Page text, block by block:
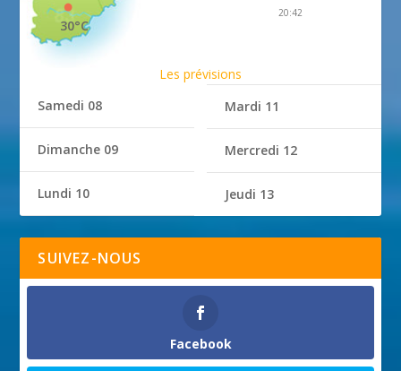
30°C
20:42
Les prévisions
Samedi 08
Dimanche 09
Lundi 10
Mardi 11
Mercredi 12
Jeudi 13
SUIVEZ-NOUS
Facebook